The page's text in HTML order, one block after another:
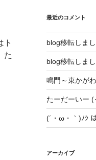
ト
た
最近のコメント
blog移転しま
blog移転しま
鳴門～東かがわ
たーだーいー (
(´・ω・｀)ﾉｼ
アーカイブ